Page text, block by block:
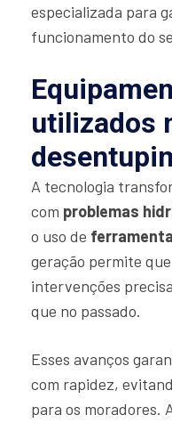
especializada para
funcionamento do
utilizados
A tecnologia
com problemas
o uso de
geração permite
intervenções
que no passado.
Esses avanços
com rapidez,
para os moradores.